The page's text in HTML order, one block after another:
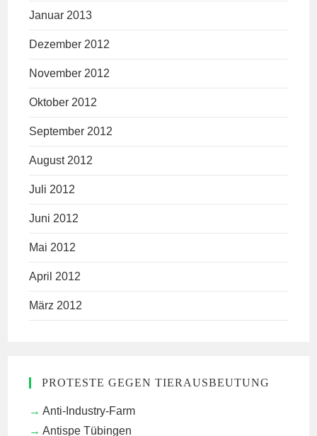
Januar 2013
Dezember 2012
November 2012
Oktober 2012
September 2012
August 2012
Juli 2012
Juni 2012
Mai 2012
April 2012
März 2012
PROTESTE GEGEN TIERAUSBEUTUNG
Anti-Industry-Farm
Antispe Tübingen